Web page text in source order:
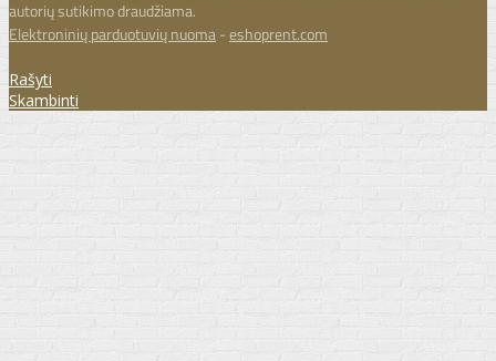
autorių sutikimo draudžiama.
Elektroninių parduotuvių nuoma-eshoprent.com
Rašyti
Skambinti